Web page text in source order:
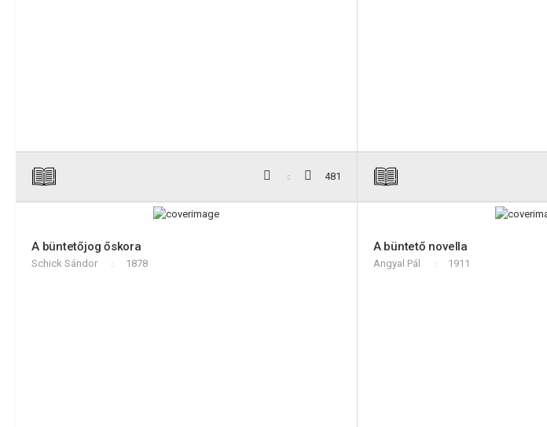
481
A büntetőjog őskora
Schick Sándor 1878
A büntető novella
Angyal Pál 1911